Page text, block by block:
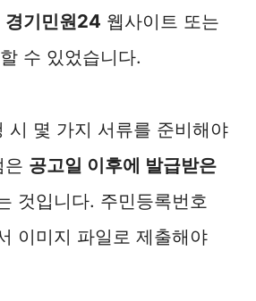
경기민원24 웹사이트 또는
수 있었습니다.
시 몇 가지 서류를 준비해야
은 공고일 이후에 발급받은
것입니다. 주민등록번호
이미지 파일로 제출해야